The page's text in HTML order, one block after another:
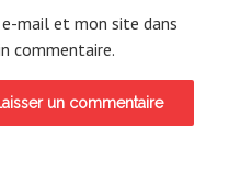
mail et mon site dans
commentaire.